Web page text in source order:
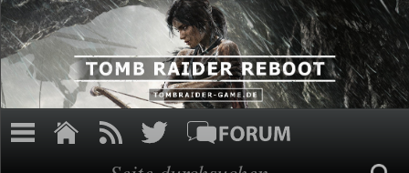
Direkt zum Inhalt
Suche